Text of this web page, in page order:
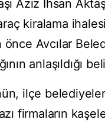
Aziz İhsan
kiralama
önce Avcılar
anlaşıldığı
ilçe
firmaların